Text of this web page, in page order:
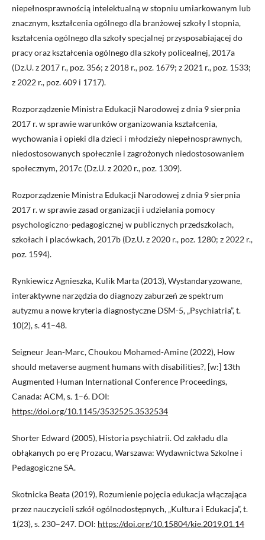
niepełnosprawnością intelektualną w stopniu umiarkowanym lub
znacznym, kształcenia ogólnego dla branżowej szkoły I stopnia,
kształcenia ogólnego dla szkoły specjalnej przysposabiającej do
pracy oraz kształcenia ogólnego dla szkoły policealnej, 2017a
(Dz.U. z 2017 r., poz. 356; z 2018 r., poz. 1679; z 2021 r., poz. 1533;
z 2022 r., poz. 609 i 1717).
Rozporządzenie Ministra Edukacji Narodowej z dnia 9 sierpnia
2017 r. w sprawie warunków organizowania kształcenia,
wychowania i opieki dla dzieci i młodzieży niepełnosprawnych,
niedostosowanych społecznie i zagrożonych niedostosowaniem
społecznym, 2017c (Dz.U. z 2020 r., poz. 1309).
Rozporządzenie Ministra Edukacji Narodowej z dnia 9 sierpnia
2017 r. w sprawie zasad organizacji i udzielania pomocy
psychologiczno-pedagogicznej w publicznych przedszkolach,
szkołach i placówkach, 2017b (Dz.U. z 2020 r., poz. 1280; z 2022 r.,
poz. 1594).
Rynkiewicz Agnieszka, Kulik Marta (2013), Wystandaryzowane,
interaktywne narzędzia do diagnozy zaburzeń ze spektrum
autyzmu a nowe kryteria diagnostyczne DSM-5, „Psychiatria”, t.
10(2), s. 41–48.
Seigneur Jean-Marc, Choukou Mohamed-Amine (2022), How
should metaverse augment humans with disabilities?, [w:] 13th
Augmented Human International Conference Proceedings,
Canada: ACM, s. 1–6. DOI:
https://doi.org/10.1145/3532525.3532534
Shorter Edward (2005), Historia psychiatrii. Od zakładu dla
obłąkanych po erę Prozacu, Warszawa: Wydawnictwa Szkolne i
Pedagogiczne SA.
Skotnicka Beata (2019), Rozumienie pojęcia edukacja włączająca
przez nauczycieli szkół ogólnodostępnych, „Kultura i Edukacja”, t.
1(23), s. 230–247. DOI: https://doi.org/10.15804/kie.2019.01.14